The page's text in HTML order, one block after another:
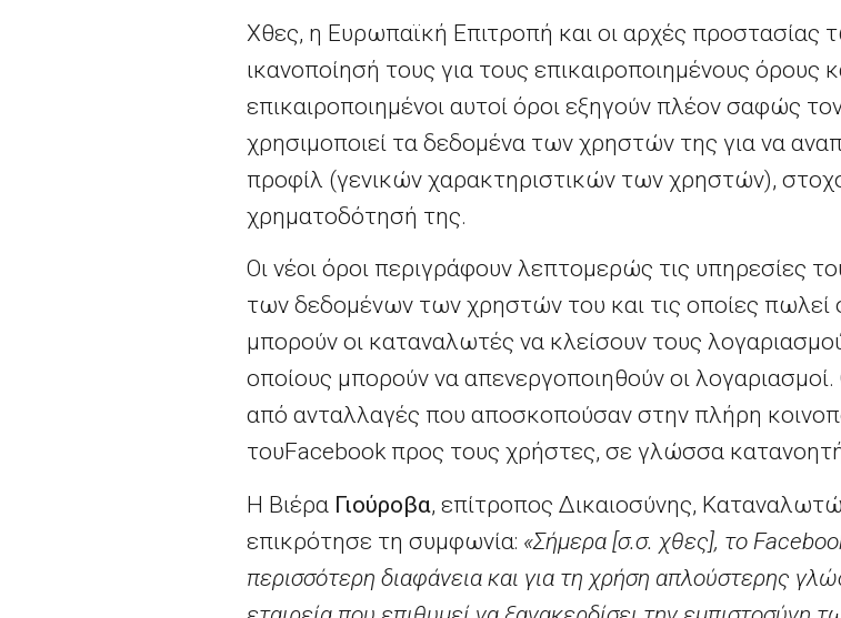
Χθες, η Ευρωπαϊκή Επιτροπή και οι αρχές
ικανοποίησή τους για τους επικαιροποιημένους όρους
επικαιροποιημένοι αυτοί όροι εξηγούν πλέον σαφώς
χρησιμοποιεί τα δεδομένα των χρηστών της για να
προφίλ (γενικών χαρακτηριστικών των χρηστών),
χρηματοδότησή της.
Οι νέοι όροι περιγράφουν λεπτομερώς τις υπηρεσίες
των δεδομένων των χρηστών του και τις οποίες πωλεί
μπορούν οι καταναλωτές να κλείσουν τους
οποίους μπορούν να απενεργοποιηθούν οι
από ανταλλαγές που αποσκοπούσαν στην πλήρη
τουFacebook προς τους χρήστες, σε γλώσσα
Η Βιέρα Γιούροβα, επίτροπος Δικαιοσύνης,
επικρότησε τη συμφωνία: «Σήμερα [σ.σ. χθες], το
περισσότερη διαφάνεια και για τη χρήση απλούστερης